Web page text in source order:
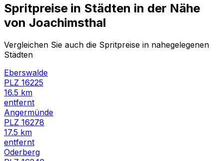
Spritpreise in Städten in der Nähe
von Joachimsthal
Vergleichen Sie auch die Spritpreise in nahegelegenen
Städten
Eberswalde
PLZ 16225
16.5 km
entfernt
Angermünde
PLZ 16278
17.5 km
entfernt
Oderberg